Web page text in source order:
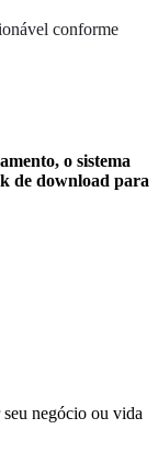
conforme
o sistema
de download para
negócio ou vida